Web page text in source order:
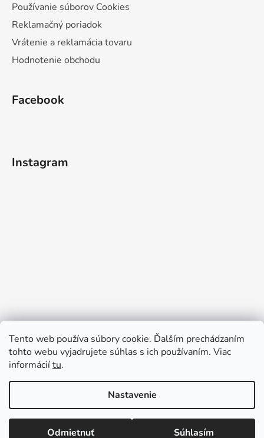
Tento web používa súbory cookie. Ďalším prechádzaním
tohto webu vyjadrujete súhlas s ich používaním. Viac
informáciítu.
Nastavenie
Odmietnuť Súhlasím
Používanie súborov Cookies
Reklamačný poriadok
Vrátenie a reklamácia tovaru
Hodnotenie obchodu
Facebook
Instagram
Vytvoril Shoptet